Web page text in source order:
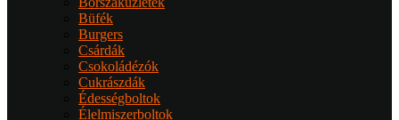
Büfék
Burgers
Csárdák
Csokoládézók
Cukrászdák
Édességboltok
Élelmiszerboltok